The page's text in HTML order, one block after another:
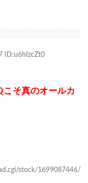
ID:u6hIzcZt0
そ真のオールカ
stock/1699087446/